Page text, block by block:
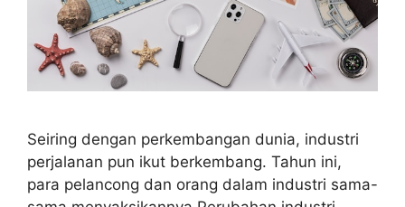
Seiring dengan perkembangan dunia, industri
perjalanan pun ikut berkembang. Tahun ini,
para pelancong dan orang dalam industri sama-